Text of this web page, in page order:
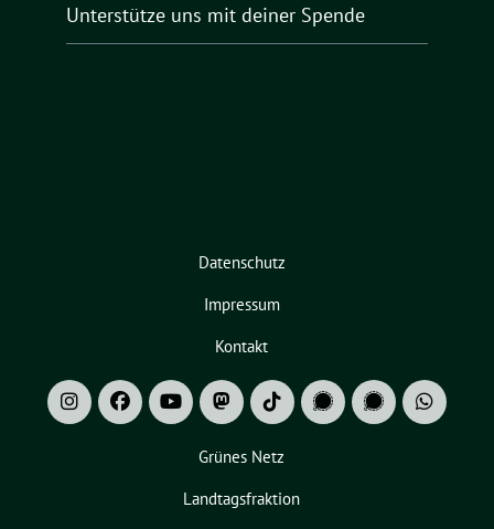
Unterstütze uns mit deiner Spende
Datenschutz
Impressum
Kontakt
Grünes Netz
Landtagsfraktion